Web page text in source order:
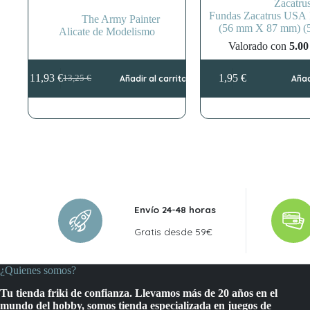
The Army Painter
Alicate de Modelismo
13,25€
El
precio
era:
11,93€El
precio
es:
Añadir al carrito
Fundas Zacatrus USA
(56 mm X 87 mm)
Valorado con 5.00
1,95€
Envío 24-48 horas
Gratis desde 59€
¿Quienes somos?
Tu tienda friki de confianza. Llevamos más de 20 años en el
mundo del hobby, somos tienda especializada en juegos de